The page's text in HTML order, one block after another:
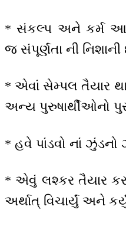
* સંકલ્પ અને કર્મ આ
જ સંપૂર્ણતા ની નિશાની
* એવાં સેમ્પલ તૈયાર
અન્ય પુરુષાર્થીઓનો
* હવે પાંડવો નાં
* એવું લશ્કર તૈયાર
અર્થાત્ વિચાર્યું અને